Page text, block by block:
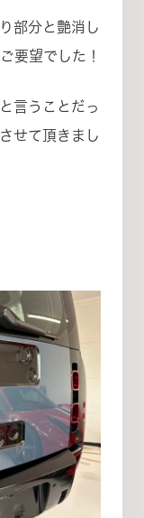
部分と艶消し
要望でした！
言うことだっ
せて頂きまし